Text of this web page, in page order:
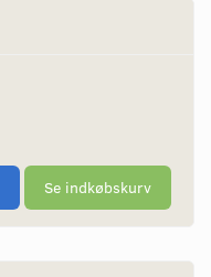
Se indkøbskurv